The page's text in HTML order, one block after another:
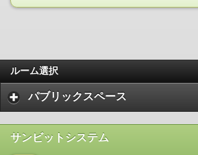
ルーム選択
パブリックスペース
サンビットシステム